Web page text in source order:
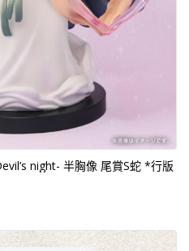
night- 半胸像 尾賞S蛇 *行版